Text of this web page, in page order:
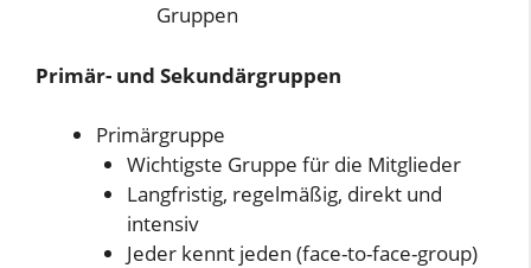
Gruppen
Primär- und Sekundärgruppen
Primärgruppe
Wichtigste Gruppe für die Mitglieder
Langfristig, regelmäßig, direkt und
intensiv
Jeder kennt jeden (face-to-face-group)